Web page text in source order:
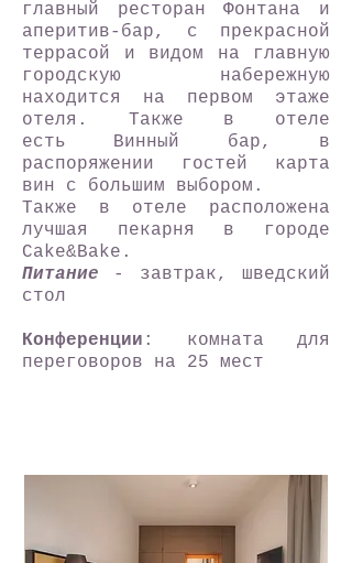
главный ресторан Фонтана и
аперитив-бар, с прекрасной
террасой и видом на главную
городскую набережную
находится на первом этаже
отеля. Также в отеле
есть Винный бар, в
распоряжении гостей карта
вин с большим выбором.
Также в отеле расположена
лучшая пекарня в городе
Cake&Bake.
Питание - завтрак, шведский
стол
Конференции : комната для
переговоров на 25 мест